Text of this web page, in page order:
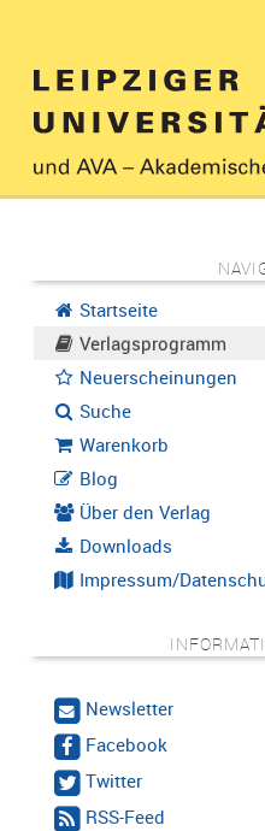
Startseite
Verlagsprogramm
Neuerscheinungen
Suche
Warenkorb
Blog
Über den Verlag
Downloads
Impressum/
Newsletter
Facebook
Twitter
RSS-Feed